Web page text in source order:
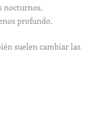
nocturnos,
profundo.
suelen cambiar las